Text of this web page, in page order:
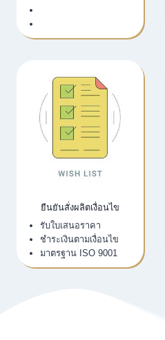
ยืนยันสั่งผลิตเงื่อนไข
รับใบเสนอราคา
ชำระเงินตามเงื่อนไข
มาตรฐาน ISO 9001